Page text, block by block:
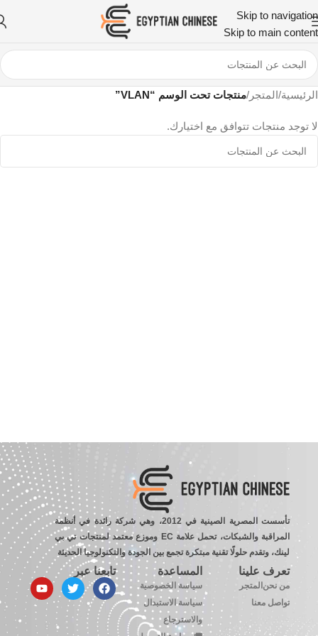
Skip to navigation
Skip to main content
الرئيسية/المتجر /منتجات تحت الوسم “VLAN”
لا توجد منتجات تتوافق مع اختيارك.
تأسست المصرية الصينية في 2012، وهي شركة رائدة في أنظمة
المراقبة والشبكات، تحمل علامة EC وموزع معتمد لمنتجات تي بي
لينك، وتقدم حلولًا تقنية مبتكرة تجمع بين الجودة والتكنولوجيا الحديثة
تعرف علينا
من نحنالمتجر
تواصل معنا
المساعدة
سياسة الخصوصية
سياسة الاستبدال
والاسترجاع
تابعنا عبر